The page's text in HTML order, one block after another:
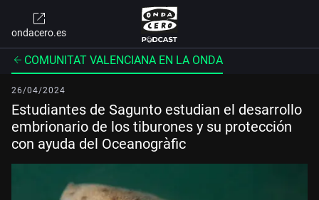
ondacero.es
COMUNITAT VALENCIANA EN LA ONDA
26/04/2024
Estudiantes de Sagunto estudian el desarrollo
embrionario de los tiburones y su protección
con ayuda del Oceanogràfic